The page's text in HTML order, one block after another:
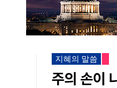
지혜의 말씀
주의 손이